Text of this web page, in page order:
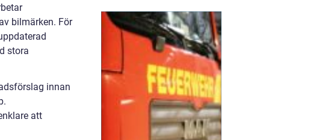
bilmärken. För
stora
innan
att
aldrig tar slut. För
många som sökeren
spansk restaurang
stockholm är
upplevelsen lika vik...